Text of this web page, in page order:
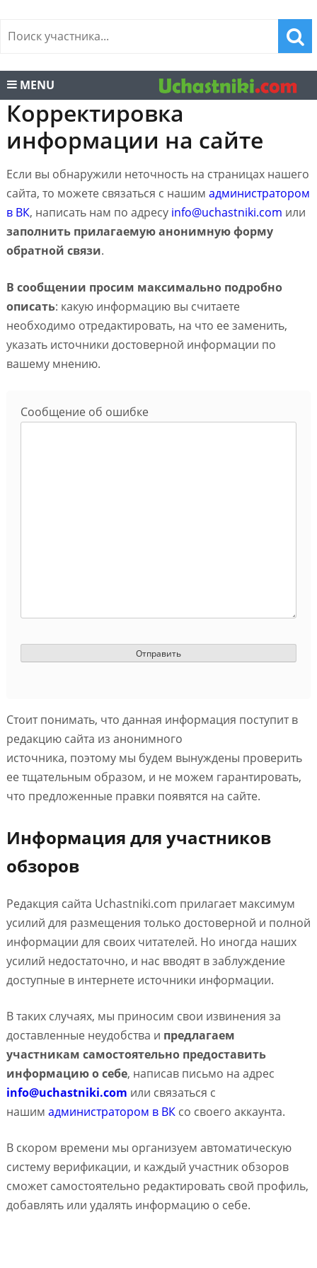
MENU
Корректировка
информации на сайте
Если вы обнаружили неточность на страницах нашего
сайта, то можете связаться с нашим администратором
в ВК, написать нам по адресу info@uchastniki.com или
заполнить прилагаемую анонимную форму
обратной связи.
В сообщении просим максимально подробно
описать: какую информацию вы считаете
необходимо отредактировать, на что ее заменить,
указать источники достоверной информации по
вашему мнению.
Сообщение об ошибке
Стоит понимать, что данная информация поступит в
редакцию сайта из анонимного
источника, поэтому мы будем вынуждены проверить
ее тщательным образом, и не можем гарантировать,
что предложенные правки появятся на сайте.
Информация для участников
обзоров
Редакция сайта Uchastniki.com прилагает максимум
усилий для размещения только достоверной и полной
информации для своих читателей. Но иногда наших
усилий недостаточно, и нас вводят в заблуждение
доступные в интернете источники информации.
В таких случаях, мы приносим свои извинения за
доставленные неудобства и предлагаем
участникам самостоятельно предоставить
информацию о себе, написав письмо на адрес
info@uchastniki.com или связаться с
нашим администратором в ВКсо своего аккаунта.
В скором времени мы организуем автоматическую
систему верификации, и каждый участник обзоров
сможет самостоятельно редактировать свой профиль,
добавлять или удалять информацию о себе.